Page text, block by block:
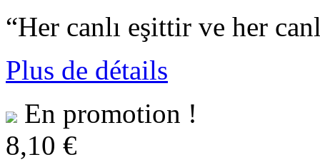
“Her canlı eşittir ve her
Plus de détails
En promotion !
8,10 €